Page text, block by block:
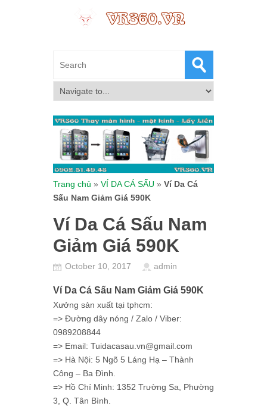
Trang chủ » VÍ DA CÁ SẤU » Ví Da Cá
Sấu Nam Giảm Giá 590K
Ví Da Cá Sấu Nam
Giảm Giá 590K
October 10, 2017 admin
Ví Da Cá Sấu Nam Giảm Giá 590K
Xưởng sản xuất tại tphcm:
=> Đường dây nóng / Zalo / Viber:
0989208844
=> Email: Tuidacasau.vn@gmail.com
=> Hà Nội: 5 Ngõ 5 Láng Hạ – Thành
Công – Ba Đình.
=> Hồ Chí Minh: 1352 Trường Sa, Phường
3, Q. Tân Bình.